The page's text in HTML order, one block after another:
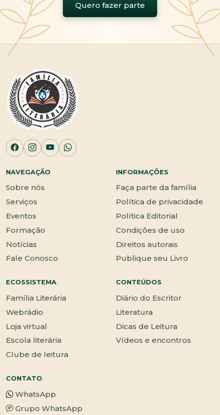
Quero fazer parte
NAVEGAÇÃO
Sobre nós
Serviços
Eventos
Formação
Notícias
Fale Conosco
INFORMAÇÕES
Faça parte da família
Política de privacidade
Política Editorial
Condições de uso
Direitos autorais
Publique seu Livro
ECOSSISTEMA
Família Literária
Webrádio
Loja virtual
Escola literária
Clube de leitura
CONTEÚDOS
Diário do Escritor
Literatura
Dicas de Leitura
Vídeos e encontros
CONTATO
WhatsApp
Grupo WhatsApp